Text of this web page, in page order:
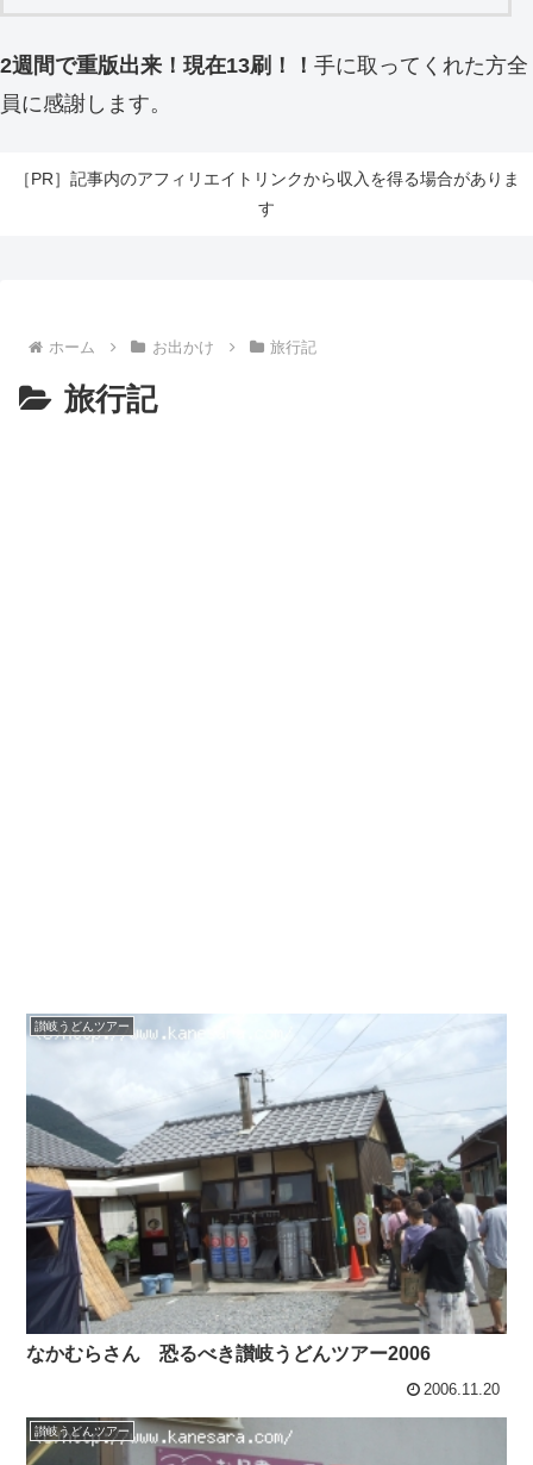
2週間で重版出来！現在13刷！！ 手に取ってくれた方全
員に感謝します。
［PR］記事内のアフィリエイトリンクから収入を得る場合がありま
す
ホーム お出かけ 旅行記
旅行記
讃岐うどんツアー
なかむらさん 恐るべき讃岐うどんツアー2006
2006.11.20
讃岐うどんツアー